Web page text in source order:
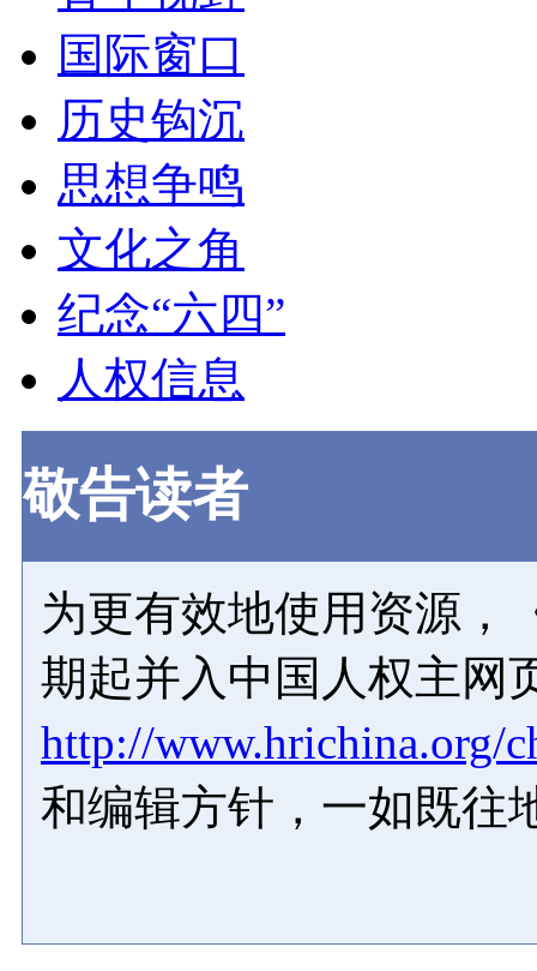
国际窗口
历史钩沉
思想争鸣
文化之角
纪念“六四”
人权信息
敬告读者
为更有效地使用资源，
期起并入中国人权主网
http://www.hrichina.org/
和编辑方针，一如既往